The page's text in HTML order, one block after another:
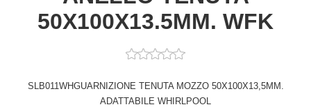
50X100X13.5MM. WFK
SLB011WHGUARNIZIONE TENUTA MOZZO 50X100X13,5MM.
ADATTABILE WHIRLPOOL